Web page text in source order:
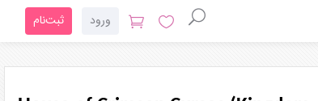
ورود ثبت‌نام